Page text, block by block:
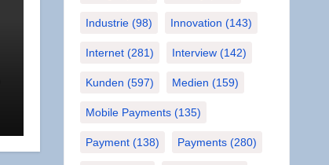
Industrie(98) Innovation (143)
Internet(281) Interview(142)
Kunden (597) Medien (159)
Mobile Payments(135)
Payment(138) Payments(280)